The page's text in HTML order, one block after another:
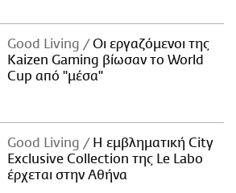
Good Living
Οι εργαζόμενοι της
Kaizen Gaming βίωσαν το World
Cup από "μέσα"
Good Living
Η εμβληματική City
Exclusive Collection της Le Labo
έρχεται στην Αθήνα